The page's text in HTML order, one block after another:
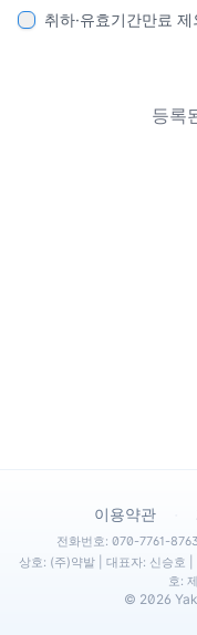
취하·유효기간만료 제
등록
이용약관
전화번호: 070-7761-
상호: (주)약발 | 대표자: 신승호
호:
© 2026